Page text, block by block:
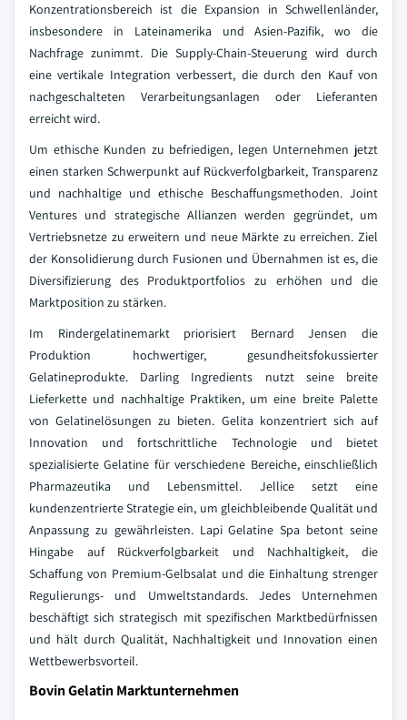
Konzentrationsbereich ist die Expansion in Schwellenländer,
insbesondere in Lateinamerika und Asien-Pazifik, wo die
Nachfrage zunimmt. Die Supply-Chain-Steuerung wird durch
eine vertikale Integration verbessert, die durch den Kauf von
nachgeschalteten Verarbeitungsanlagen oder Lieferanten
erreicht wird.
Um ethische Kunden zu befriedigen, legen Unternehmen jetzt
einen starken Schwerpunkt auf Rückverfolgbarkeit, Transparenz
und nachhaltige und ethische Beschaffungsmethoden. Joint
Ventures und strategische Allianzen werden gegründet, um
Vertriebsnetze zu erweitern und neue Märkte zu erreichen. Ziel
der Konsolidierung durch Fusionen und Übernahmen ist es, die
Diversifizierung des Produktportfolios zu erhöhen und die
Marktposition zu stärken.
Im Rindergelatinemarkt priorisiert Bernard Jensen die
Produktion hochwertiger, gesundheitsfokussierter
Gelatineprodukte. Darling Ingredients nutzt seine breite
Lieferkette und nachhaltige Praktiken, um eine breite Palette
von Gelatinelösungen zu bieten. Gelita konzentriert sich auf
Innovation und fortschrittliche Technologie und bietet
spezialisierte Gelatine für verschiedene Bereiche, einschließlich
Pharmazeutika und Lebensmittel. Jellice setzt eine
kundenzentrierte Strategie ein, um gleichbleibende Qualität und
Anpassung zu gewährleisten. Lapi Gelatine Spa betont seine
Hingabe auf Rückverfolgbarkeit und Nachhaltigkeit, die
Schaffung von Premium-Gelbsalat und die Einhaltung strenger
Regulierungs- und Umweltstandards. Jedes Unternehmen
beschäftigt sich strategisch mit spezifischen Marktbedürfnissen
und hält durch Qualität, Nachhaltigkeit und Innovation einen
Wettbewerbsvorteil.
Bovin Gelatin Marktunternehmen